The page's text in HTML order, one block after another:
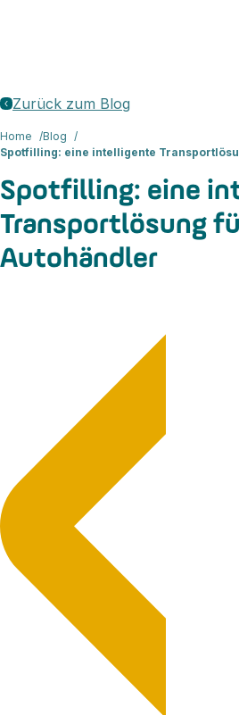
Zurück zum Blog
Home
Blog
Spotfilling: eine intelligente
Spotfilling: eine
Transportlösung
Autohändler